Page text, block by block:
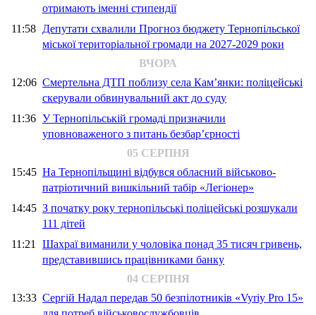
отримають іменні стипендії
11:58 Депутати схвалили Прогноз бюджету Тернопільської
міської територіальної громади на 2027-2029 роки
ВЧОРА
12:06 Смертельна ДТП поблизу села Кам’янки: поліцейські
скерували обвинувальний акт до суду
11:36 У Тернопільській громаді призначили
уповноваженого з питань безбар’єрності
05 СЕРПНЯ
15:45 На Тернопільщині відбувся обласний військово-
патріотичний вишкільний табір «Легіонер»
14:45 З початку року тернопільські поліцейські розшукали
111 дітей
11:21 Шахраї виманили у чоловіка понад 35 тисяч гривень,
представившись працівниками банку
04 СЕРПНЯ
13:33 Сергій Надал передав 50 безпілотників «Vyriy Pro 15»